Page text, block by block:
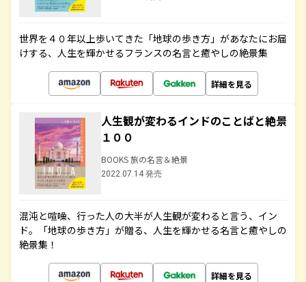
世界を４０年以上歩いてきた「地球の歩き方」があなたにお届
けする、人生を輝かせるフランスの名言と癒やしの絶景集
詳細を見る
人生観が変わるインドのことばと絶景
１００
BOOKS 旅の名言＆絶景
2022.07.14 発売
混沌と喧噪、行った人の大半が人生観が変わると言う、イン
ド。「地球の歩き方」が贈る、人生を輝かせる名言と癒やしの
絶景集！
詳細を見る